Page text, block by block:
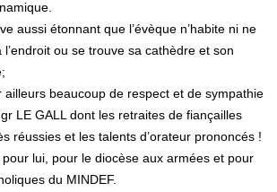
aussi étonnant que l’évèque n’habite ni ne
l’endroit ou se trouve sa cathèdre et son
ailleurs beaucoup de respect et de sympathie
LE GALL dont les retraites de fiançailles
réussies et les talents d’orateur prononcés !
lui, pour le diocèse aux armées et pour
du MINDEF.